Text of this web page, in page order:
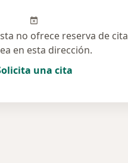
no ofrece reserva de cita
en esta dirección.
una cita